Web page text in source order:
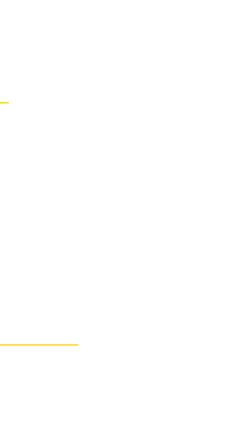
Ljetovanja